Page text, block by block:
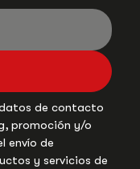
de contacto
promoción y/o
envío de
y servicios de